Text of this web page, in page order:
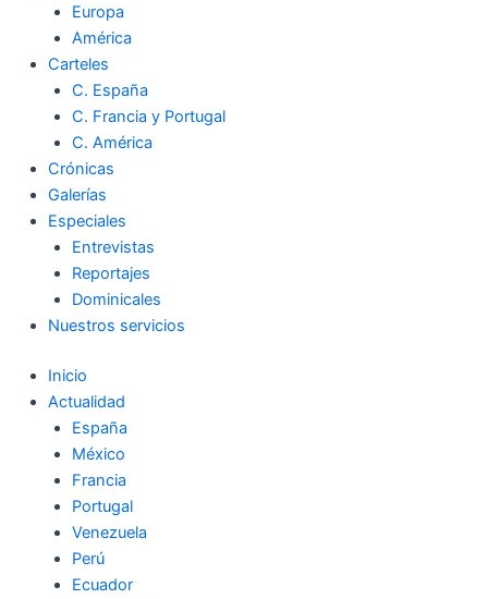
Europa
América
Carteles
C. España
C. Francia y Portugal
C. América
Crónicas
Galerías
Especiales
Entrevistas
Reportajes
Dominicales
Nuestros servicios
Inicio
Actualidad
España
México
Francia
Portugal
Venezuela
Perú
Ecuador